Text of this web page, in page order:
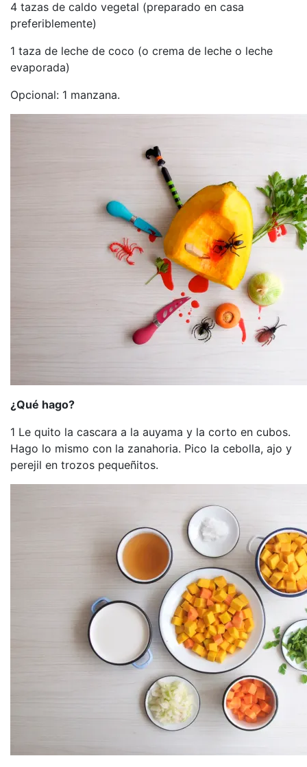
4 tazas de caldo vegetal (preparado en casa
preferiblemente)
1 taza de leche de coco (o crema de leche o leche
evaporada)
Opcional: 1 manzana.
¿Qué hago?
1 Le quito la cascara a la auyama y la corto en cubos.
Hago lo mismo con la zanahoria. Pico la cebolla, ajo y
perejil en trozos pequeñitos.